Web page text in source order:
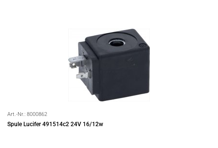
Art.-Nr.: 8000862
Spule Lucifer 491514c2 24V 16/12w